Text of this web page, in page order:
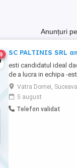
Anunțuri
9 SC PALTINIS SRL
esti candidatul ideal
de a lucra in echipa -
responsabila si
planificare si organizare
contract de munca full
bonusuri in functie de
Vatra Dornei, Suceava
5 august
Telefon validat